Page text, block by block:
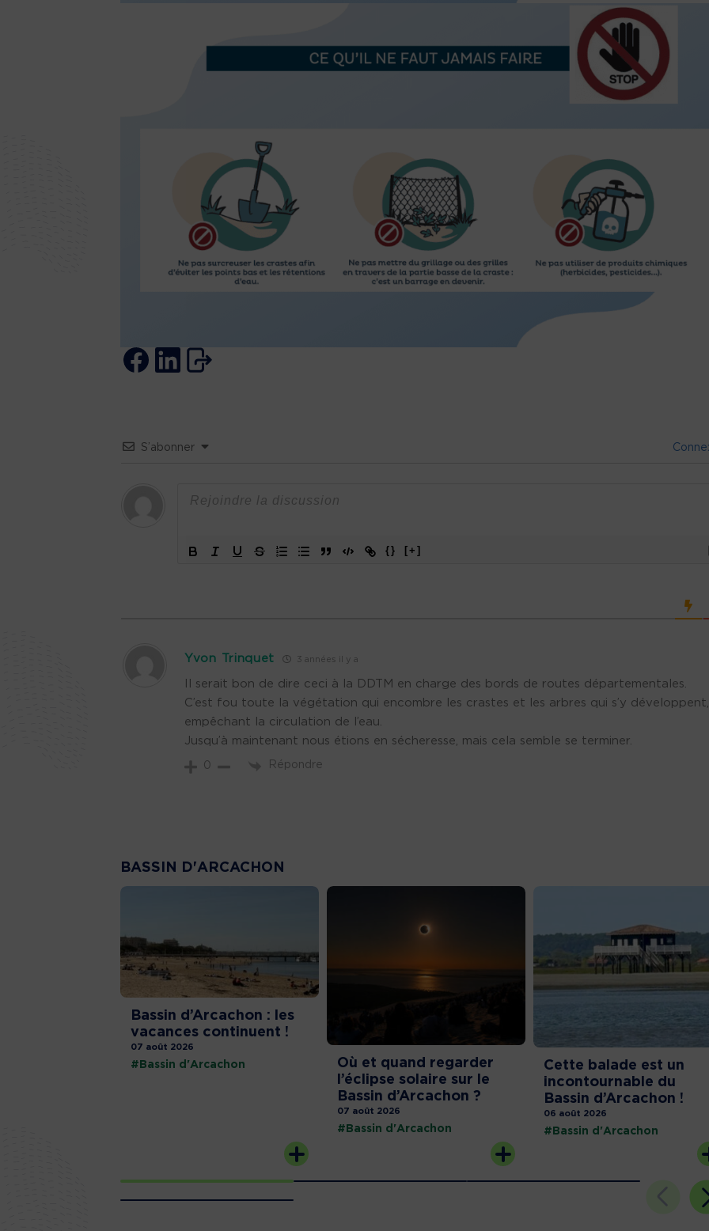
S’abonner
{} [+]
Yvon Trinquet 3 années il y a
Il serait bon de dire ceci à la DDTM en charge des bords de routes départementales.
C’est fou toute la végétation qui encombre les crastes et les arbres qui s’y développent,
empêchant la circulation de l’eau.
Jusqu’à maintenant nous étions en sécheresse, mais cela semble se terminer.
0 Répondre
BASSIN D'ARCACHON
Bassin d’Arcachon : les
vacances continuent !
07 août 2026
#Bassin d'Arcachon
Où et quand regarder
l’éclipse solaire sur le
Bassin d’Arcachon ?
07 août 2026
#Bassin d'Arcachon
Cette balade est un
incontournable du
Bassin d’Arcachon !
06 août 2026
#Bassin d'Arcachon